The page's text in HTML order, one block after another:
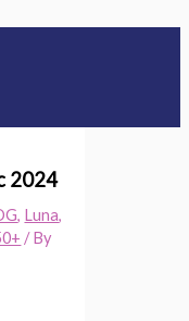
2024
, Luna,
/ By